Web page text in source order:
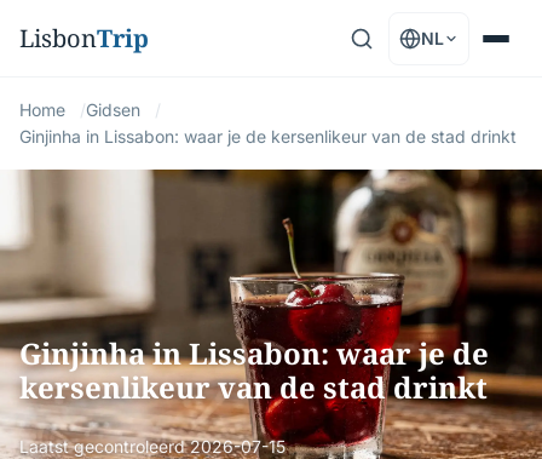
LisbonTrip NL
Home
Gidsen
Ginjinha in Lissabon: waar je de kersenlikeur van de stad drinkt
Ginjinha in Lissabon: waar je de
kersenlikeur van de stad drinkt
Laatst gecontroleerd2026-07-15